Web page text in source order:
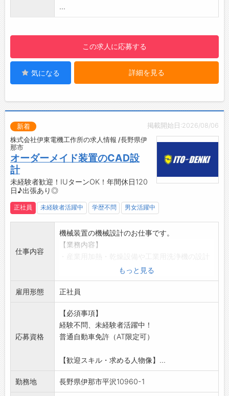
製造業が初めての方も安心です
【こんな方におすすめ♪】
未経験から製造業にチャレンジしたい方
ものづくりに興味があり、手に職をつけたい方
コツコツと丁寧に作業へ取り組める方
【設備】
・更衣室、ロッカー完備
・食堂スペース
・喫煙所完備
☆
◆給与前払い制度あり！
簡単申請！簡単受取！日払い即日払い対応！
☆----------------------------------------
◆ご不明点はいつでもご相談ください！
登録はご自宅からお電話で可能です◎
☆----------------------------------------
☆
◆職場見学可能！自分が働くイメージができま
みなさまのご応募を心よりお待ちしております
☆----------------------------------------
☆
...
この求人に応募する
気になる 詳細を見る
掲載開始日:2026/08/06
新着
株式会社伊東電機工作所の求人情報 /長野県伊
那市
オーダーメイド装置のCAD設
計
未経験者歓迎！IUターンOK！年間休日120
日♪出張あり◎
正社員 未経験者活躍中 学歴不問 男女活躍中
仕事内容
機械装置の機械設計のお仕事です。
【業務内容】
および開発業務をお任せします
・3次元CAD（Solidworks）を使用し、顧客の
ニーズに合わせた装置の設計や改良を行います
【やりがいあり！】
・産業用設備のメーカーとして、多種多様な製
品を製造しています
・個別オーダーに基づく多品種少量生産品がほ
・電子機器メーカーや自動車関連、医療機器、
食品分野など
◎さまざまな業界のお客様からの注文に応じ
もっと見る
雇用形態 正社員
応募資格
【必須事項】
経験不問、未経験者活躍中！
普通自動車免許（AT限定可）
【歓迎スキル・求める人物像】...
勤務地 長野県伊那市平沢10960-1